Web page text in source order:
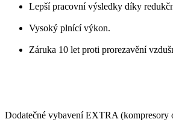
Lepší pracovní výsledky díky
Vysoký plnící výkon.
Záruka 10 let proti prorezavění
Dodatečné vybavení EXTRA (kompresory